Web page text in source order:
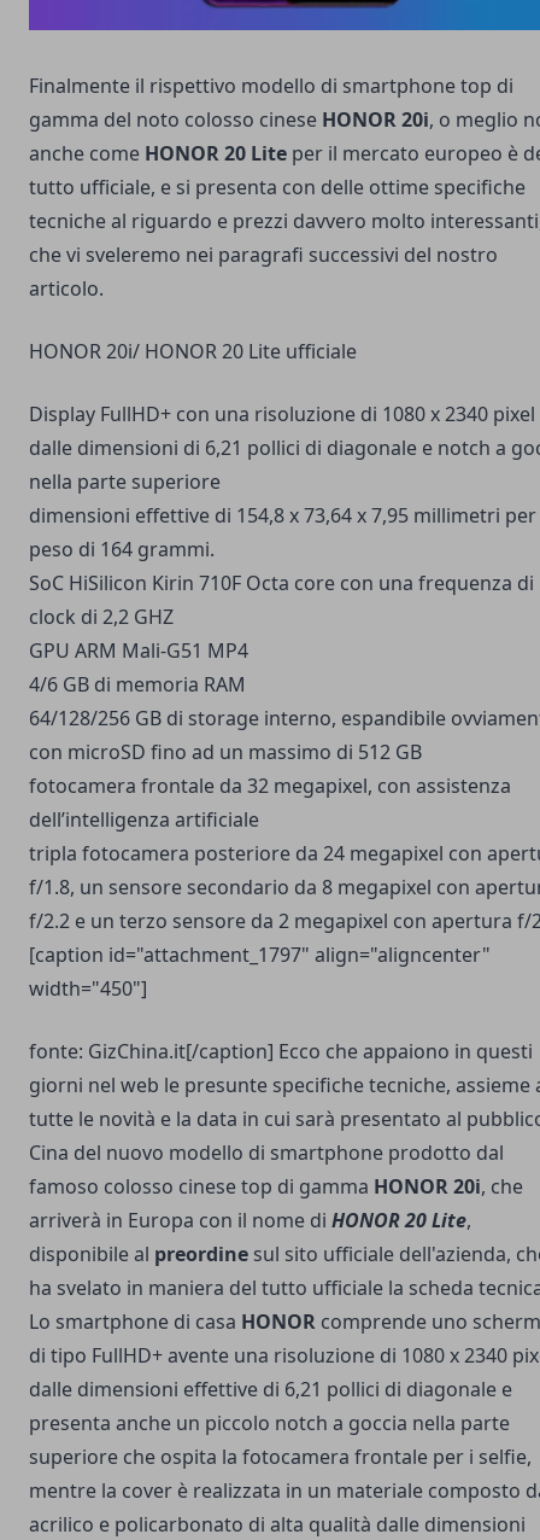
Finalmente il rispettivo modello di smartphone top di
gamma del noto colosso cinese HONOR 20i, o meglio
anche come HONOR 20 Lite per il mercato europeo è
tutto ufficiale, e si presenta con delle ottime specifiche
tecniche al riguardo e prezzi davvero molto
che vi sveleremo nei paragrafi successivi del nostro
articolo.
HONOR 20i/ HONOR 20 Lite ufficiale
Display FullHD+ con una risoluzione di 1080 x 2340 pixel
dalle dimensioni di 6,21 pollici di diagonale e notch a
nella parte superiore
dimensioni effettive di 154,8 x 73,64 x 7,95 millimetri
peso di 164 grammi.
SoC HiSilicon Kirin 710F Octa core con una frequenza di
clock di 2,2 GHZ
GPU ARM Mali-G51 MP4
4/6 GB di memoria RAM
64/128/256 GB di storage interno, espandibile
con microSD fino ad un massimo di 512 GB
fotocamera frontale da 32 megapixel, con assistenza
dell’intelligenza artificiale
tripla fotocamera posteriore da 24 megapixel con
f/1.8, un sensore secondario da 8 megapixel con
f/2.2 e un terzo sensore da 2 megapixel con apertura f/
[caption id="attachment_1797" align="aligncenter"
width="450"]
fonte: GizChina.it[/caption] Ecco che appaiono in questi
giorni nel web le presunte specifiche tecniche, assieme
tutte le novità e la data in cui sarà presentato al
Cina del nuovo modello di smartphone prodotto dal
famoso colosso cinese top di gamma HONOR 20i, che
arriverà in Europa con il nome di HONOR 20 Lite,
disponibile al preordine sul sito ufficiale dell'azienda,
ha svelato in maniera del tutto ufficiale la scheda
Lo smartphone di casa HONOR comprende uno
di tipo FullHD+ avente una risoluzione di 1080 x 2340
dalle dimensioni effettive di 6,21 pollici di diagonale e
presenta anche un piccolo notch a goccia nella parte
superiore che ospita la fotocamera frontale per i selfie,
mentre la cover è realizzata in un materiale composto
acrilico e policarbonato di alta qualità dalle dimensioni